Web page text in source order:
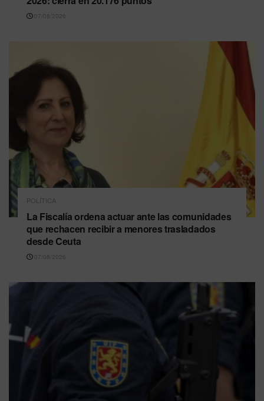
07/08/2026
POLÍTICA
La Fiscalía ordena actuar ante las comunidades
que rechacen recibir a menores trasladados
desde Ceuta
07/08/2026